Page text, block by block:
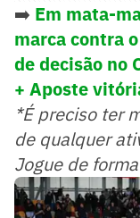
➡️ Em mata-
marca contra
de decisão no
+ Aposte
*É preciso ter
de qualquer
Jogue de